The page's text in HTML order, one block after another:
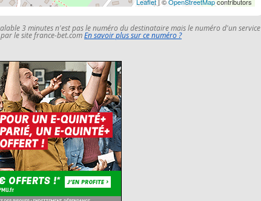
3 minutes n'est pas le numéro du destinataire mais le numéro d'un service
le site france-bet.comEn savoir plus sur ce numéro ?